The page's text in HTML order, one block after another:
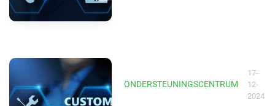
ONDERSTEUNINGSCENTRUM
17-
12-
2024